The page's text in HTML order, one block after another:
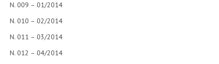
COMITATO SCIENTIFICO
COMITATO EDITORIALE
N. 009 – 01/2014
N. 010 – 02/2014
N. 011 – 03/2014
N. 012 – 04/2014